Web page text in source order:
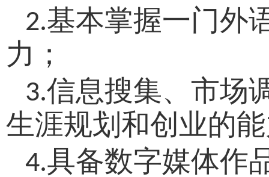
2.基本掌握一门外
力；
3.信息搜集、市场
生涯规划和创业的
4.具备数字媒体作